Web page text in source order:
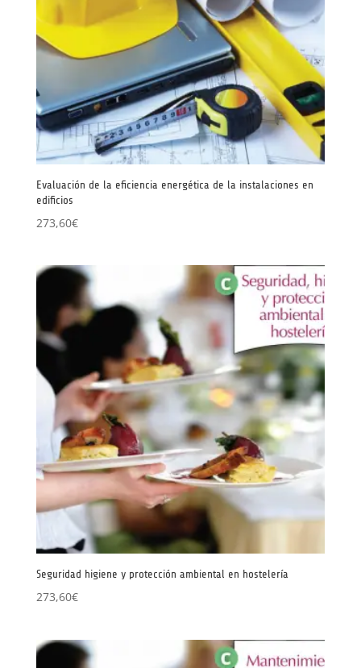
Evaluación de la eficiencia energética de la instalaciones en
edificios
273,60€
Seguridad higiene y protección ambiental en hostelería
273,60€